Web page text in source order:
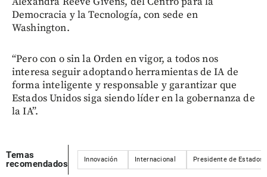
Democracia y la Tecnología, con sede en
Washington.
“Pero con o sin la Orden en vigor, a todos nos
interesa seguir adoptando herramientas de IA de
forma inteligente y responsable y garantizar que
Estados Unidos siga siendo líder en la gobernanza de
la IA”.
Temas
recomendados
Innovación Internacional Presidente de Estados